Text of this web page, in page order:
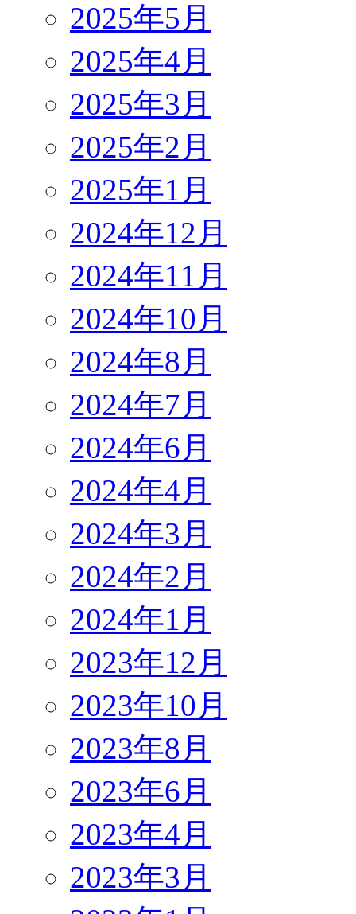
2025年5月
2025年4月
2025年3月
2025年2月
2025年1月
2024年12月
2024年11月
2024年10月
2024年8月
2024年7月
2024年6月
2024年4月
2024年3月
2024年2月
2024年1月
2023年12月
2023年10月
2023年8月
2023年6月
2023年4月
2023年3月